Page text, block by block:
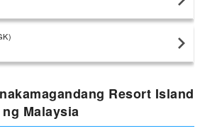
Resort Island
ng Malaysia